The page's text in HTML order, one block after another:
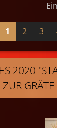
1 2 3
2020
GRÄTE